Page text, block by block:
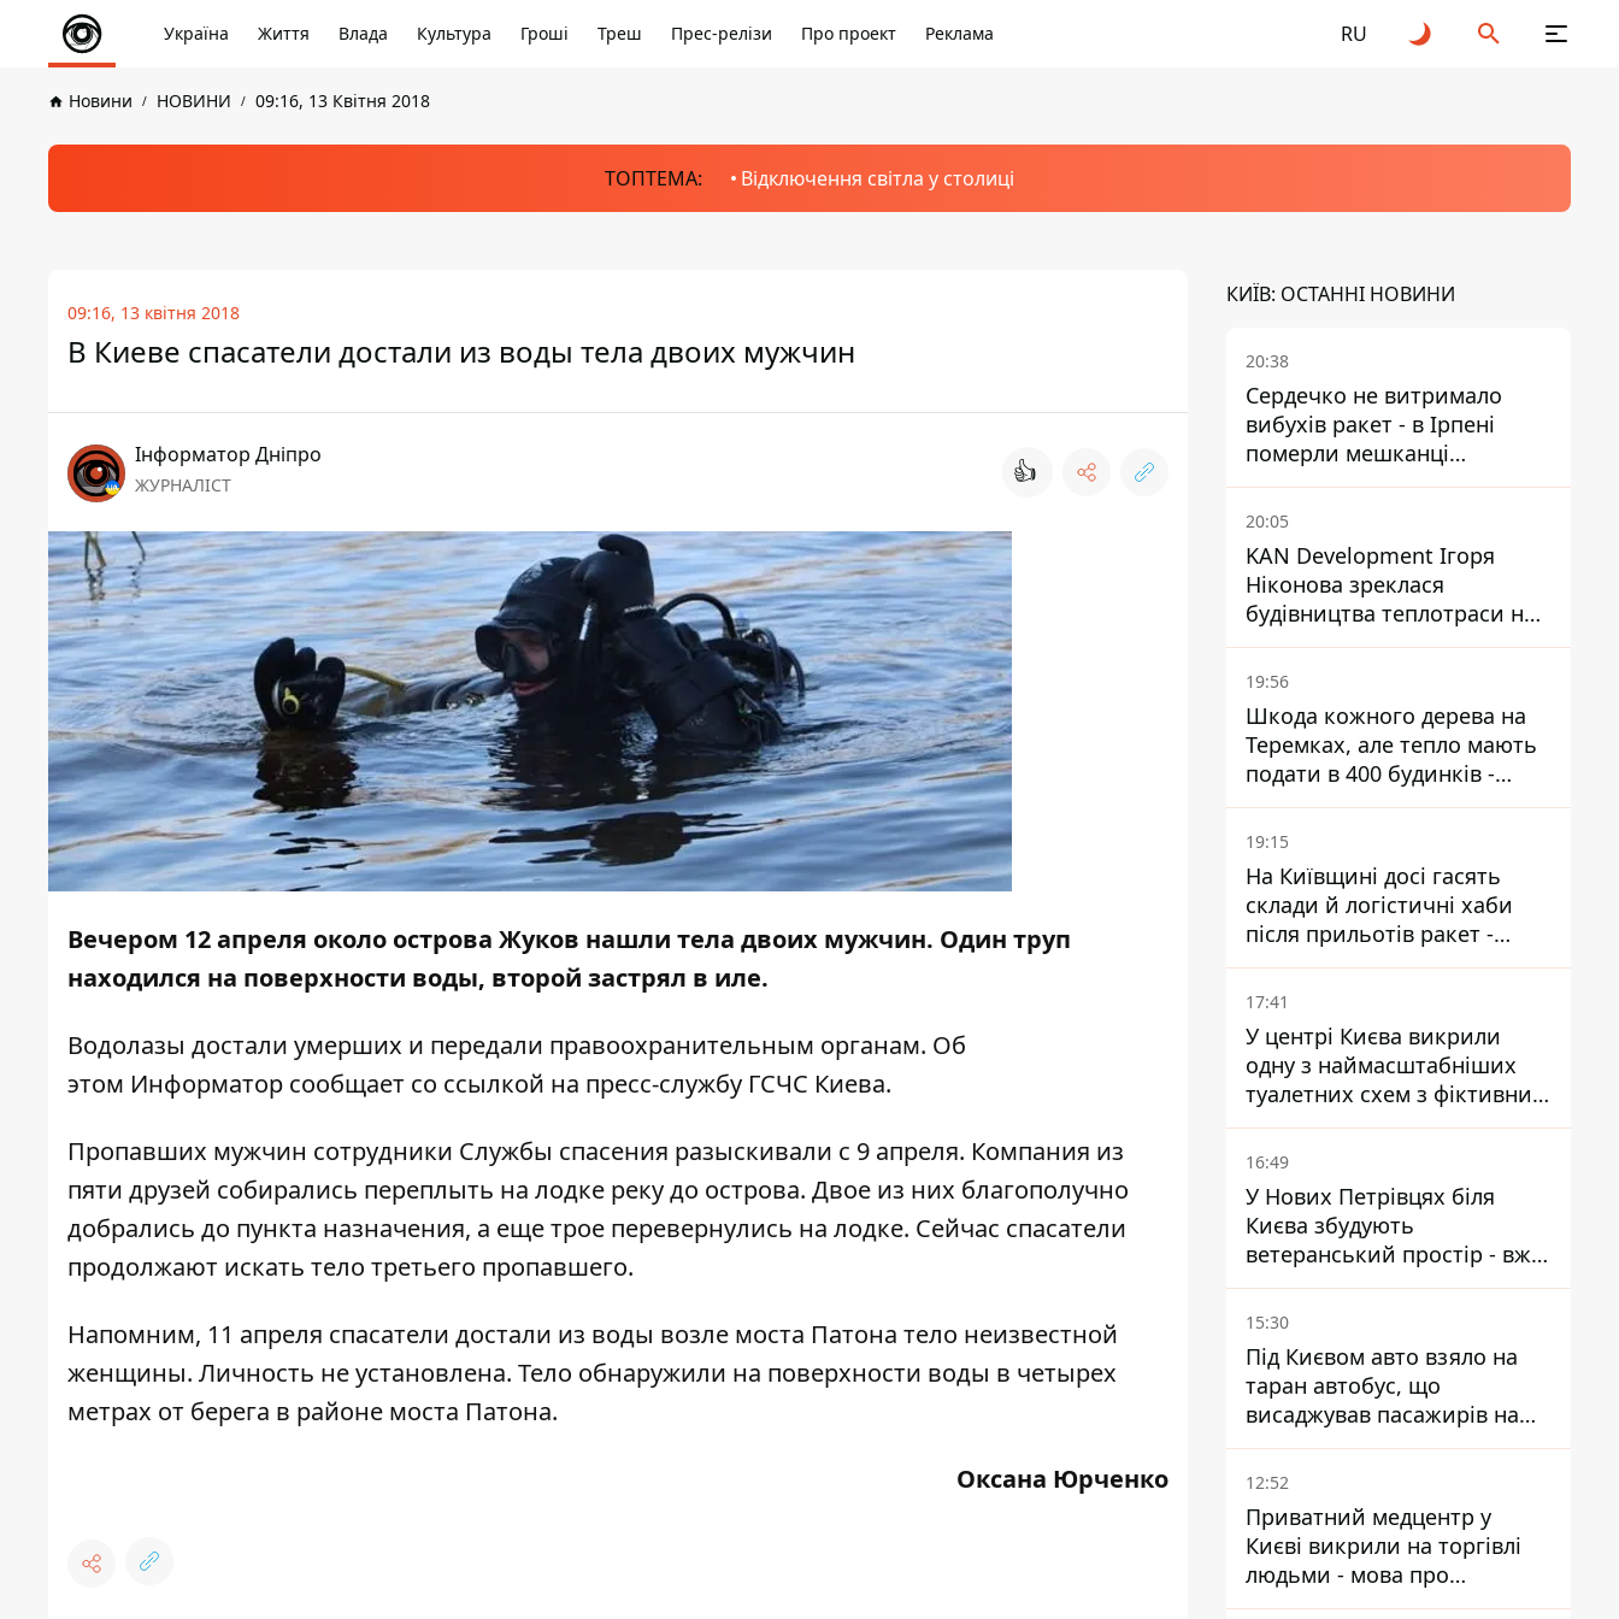
Україна Життя Влада Культура Гроші Треш Прес-релізи Про проект Реклама RU
Новини НОВИНИ 09:16, 13 Квітня 2018
ТОПТЕМА: Відключення світла у столиці
09:16, 13 квітня 2018
В Киеве спасатели достали из воды тела двоих мужчин
Інформатор Дніпро
ЖУРНАЛІСТ 👍
Вечером 12 апреля около острова Жуков нашли тела двоих мужчин. Один труп
находился на поверхности воды, второй застрял в иле.
Водолазы достали умерших и передали правоохранительным органам. Об
этом Информатор сообщает со ссылкой на пресс-службу ГСЧС Киева.
Пропавших мужчин сотрудники Службы спасения разыскивали с 9 апреля. Компания из
пяти друзей собирались переплыть на лодке реку до острова. Двое из них благополучно
добрались до пункта назначения, а еще трое перевернулись на лодке. Сейчас спасатели
продолжают искать тело третьего пропавшего.
Напомним, 11 апреля спасатели достали из воды возле моста Патона тело неизвестной
женщины. Личность не установлена. Тело обнаружили на поверхности воды в четырех
метрах от берега в районе моста Патона.
Оксана Юрченко
КИЇВ: ОСТАННІ НОВИНИ
20:38
Сердечко не витримало
вибухів ракет - в Ірпені
померли мешканці
притулку для собак з
інвалідністю
20:05
KAN Development Ігоря
Ніконова зреклася
будівництва теплотраси на
Теремках
19:56
Шкода кожного дерева на
Теремках, але тепло мають
подати в 400 будинків -
депутатка Київради
19:15
На Київщині досі гасять
склади й логістичні хаби
після прильотів ракет -
ДСНС
17:41
У центрі Києва викрили
одну з наймасштабніших
туалетних схем з фіктивним
будинком
16:49
У Нових Петрівцях біля
Києва збудують
ветеранський простір - вже
знайшли проєктанта
15:30
Під Києвом авто взяло на
таран автобус, що
висаджував пасажирів на
зупинці - пасажирка в
лікарні
12:52
Приватний медцентр у
Києві викрили на торгівлі
людьми - мова про
сурогатне материнство